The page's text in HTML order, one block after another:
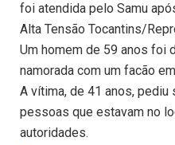
foi atendida pelo Samu
Alta Tensão Tocantins/
Um homem de 59 anos foi
namorada com um facão
A vítima, de 41 anos, pediu
pessoas que estavam no
autoridades.